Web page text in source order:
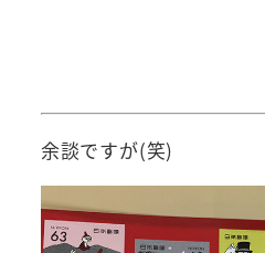
余談ですが(笑)